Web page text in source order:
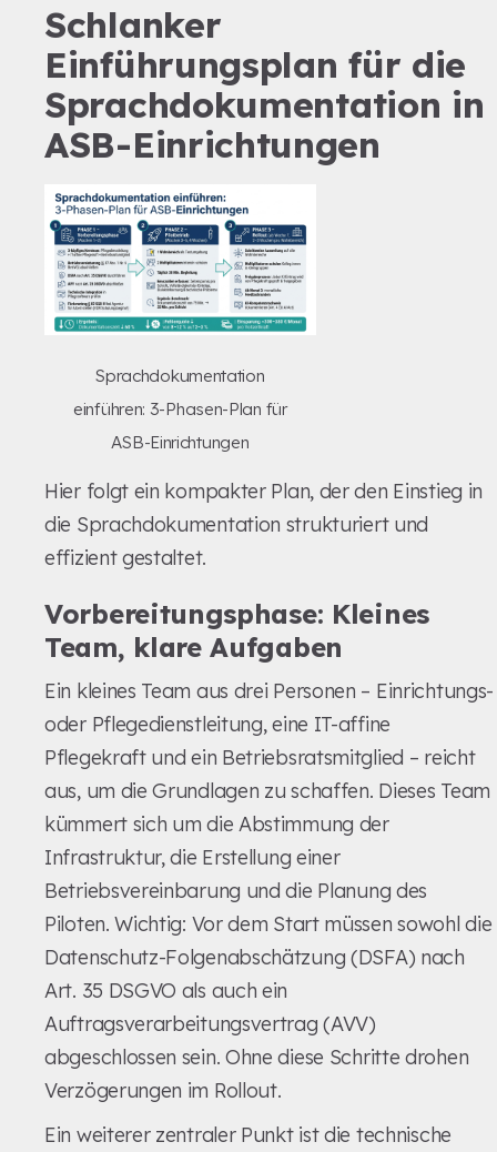
Schlanker
Einführungsplan für die
Sprachdokumentation in
ASB-Einrichtungen
Sprachdokumentation
einführen: 3-Phasen-Plan für
ASB-Einrichtungen
Hier folgt ein kompakter Plan, der den Einstieg in
die Sprachdokumentation strukturiert und
effizient gestaltet.
Vorbereitungsphase: Kleines
Team, klare Aufgaben
Ein kleines Team aus drei Personen – Einrichtungs-
oder Pflegedienstleitung, eine IT-affine
Pflegekraft und ein Betriebsratsmitglied – reicht
aus, um die Grundlagen zu schaffen. Dieses Team
kümmert sich um die Abstimmung der
Infrastruktur, die Erstellung einer
Betriebsvereinbarung und die Planung des
Piloten. Wichtig: Vor dem Start müssen sowohl die
Datenschutz-Folgenabschätzung (DSFA) nach
Art. 35 DSGVO als auch ein
Auftragsverarbeitungsvertrag (AVV)
abgeschlossen sein. Ohne diese Schritte drohen
Verzögerungen im Rollout.
Ein weiterer zentraler Punkt ist die technische